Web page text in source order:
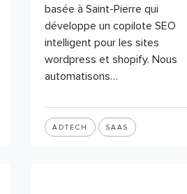
basée à Saint-Pierre qui
développe un copilote SEO
intelligent pour les sites
wordpress et shopify. Nous
automatisons…
ADTECH SAAS